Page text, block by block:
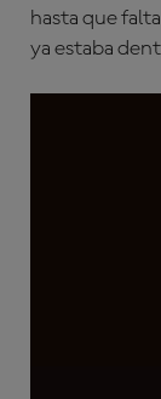
hasta que
ya estaba